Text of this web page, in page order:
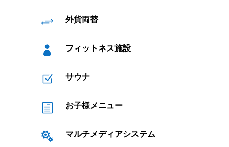
+ 外貨両替
 フィットネス施設
Z サウナ
h お子様メニュー
 マルチメディアシステム